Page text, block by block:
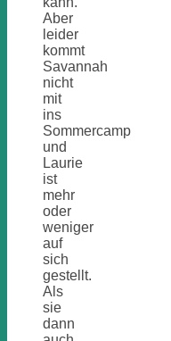
Aber
leider
kommt
Savannah
nicht
mit
ins
Sommercamp
und
Laurie
ist
mehr
oder
weniger
auf
sich
gestellt.
Als
sie
dann